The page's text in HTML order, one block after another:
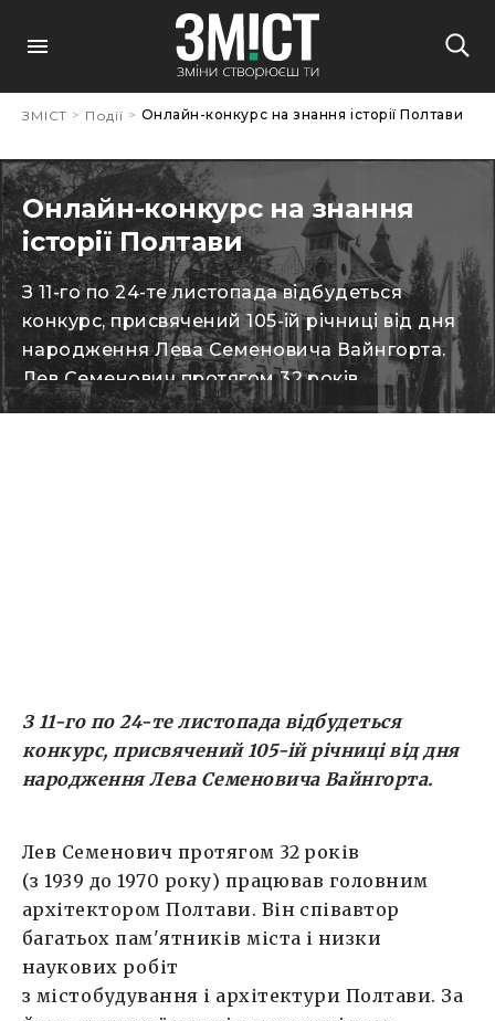
ЗМІСТ > Події > Онлайн-конкурс на знання історії Полтави
Онлайн-конкурс на знання
історії Полтави
З 11-го по 24-те листопада відбудеться
конкурс, присвячений 105-ій річниці від дня
народження Лева Семеновича Вайнгорта.
Лев Семенович протягом 32 років
(з 1939 до 1970 року) працював головним
З 11-го по 24-те листопада відбудеться
конкурс, присвячений 105-ій річниці від дня
народження Лева Семеновича Вайнгорта.
Лев Семенович протягом 32 років
(з 1939 до 1970 року) працював головним
архітектором Полтави. Він співавтор
багатьох пам'ятників міста і низки
наукових робіт
з містобудування і архітектури Полтави. За